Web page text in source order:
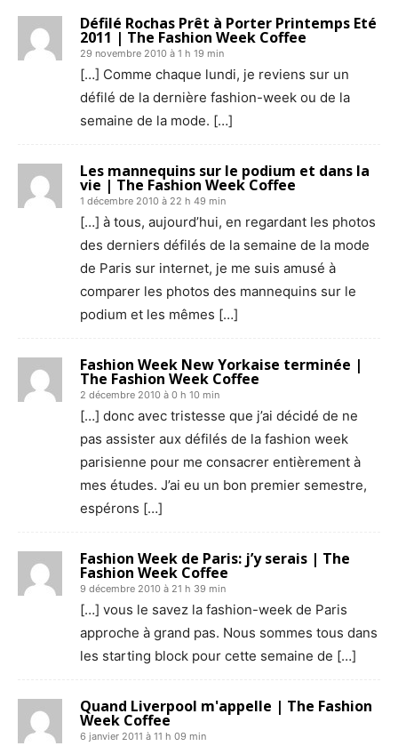
Défilé Rochas Prêt à Porter Printemps Eté
2011 | The Fashion Week Coffee
29 novembre 2010 à 1 h 19 min
[…] Comme chaque lundi, je reviens sur un
défilé de la dernière fashion-week ou de la
semaine de la mode. […]
Les mannequins sur le podium et dans la
vie | The Fashion Week Coffee
1 décembre 2010 à 22 h 49 min
[…] à tous, aujourd’hui, en regardant les photos
des derniers défilés de la semaine de la mode
de Paris sur internet, je me suis amusé à
comparer les photos des mannequins sur le
podium et les mêmes […]
Fashion Week New Yorkaise terminée |
The Fashion Week Coffee
2 décembre 2010 à 0 h 10 min
[…] donc avec tristesse que j’ai décidé de ne
pas assister aux défilés de la fashion week
parisienne pour me consacrer entièrement à
mes études. J’ai eu un bon premier semestre,
espérons […]
Fashion Week de Paris: j’y serais | The
Fashion Week Coffee
9 décembre 2010 à 21 h 39 min
[…] vous le savez la fashion-week de Paris
approche à grand pas. Nous sommes tous dans
les starting block pour cette semaine de […]
Quand Liverpool m'appelle | The Fashion
Week Coffee
6 janvier 2011 à 11 h 09 min